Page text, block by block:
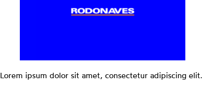
Lorem ipsum dolor sit amet, consectetur adipiscing elit.